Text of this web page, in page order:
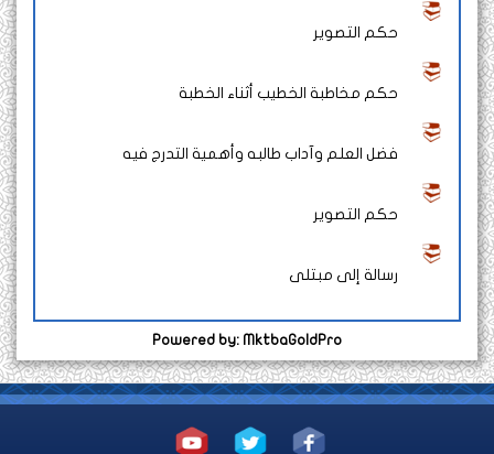
حكم التصوير
حكم مخاطبة الخطيب أثناء الخطبة
فضل العلم وآداب طالبه وأهمية التدرج فيه
حكم التصوير
رسالة إلى مبتلى
Powered by: MktbaGoldPro